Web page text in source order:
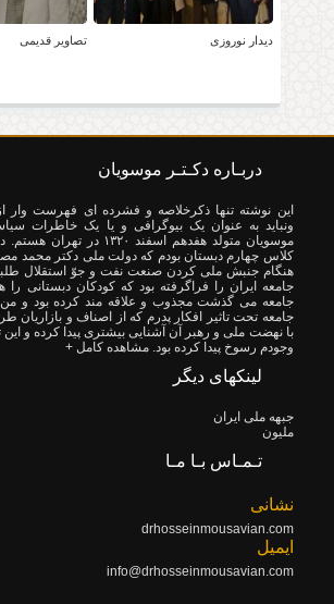
دیدار نوروزی تصاویر قدیمی
دربـاره دکـتـر موسویان
این نوشته تنها ذکرخلاصه و فشرده ای فهرست
ونباید به عنوان یک بیوگرافی و یا یک خاطرات
کلاس چهارم دبستان بودم که دولت ملی دکتر محمد
هنگام جنبش ملی کردن صنعت نفت و جوّ استقلال
جامعه ایران را فراگرفته بود که کودکان دبستانی
جامعه می گذشت مجذوب و علاقه مند کرده بود و من
جامعه تحت تاثیر افکار پدرم که از اصناف و بازاریان
با نهضت ملی و رهبر آن آشنایی بیشتری پیدا کرده و
وجودم رسوخ پیدا کرده بود. مشاهده کامل +
لینکهای دیگر
جبهه ملی ایران
ملیون
تـمـاس بـا مـا
نشانی
drhosseinmousavian.com
ایمیل
info@drhosseinmousavian.com